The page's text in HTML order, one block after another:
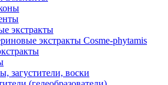
экстракты
экстракты Cosme-phytamis
загустители, воски